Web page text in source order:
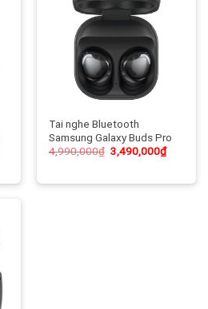
Tai nghe Bluetooth
Samsung Galaxy Buds Pro
4,990,000₫ 3,490,000₫